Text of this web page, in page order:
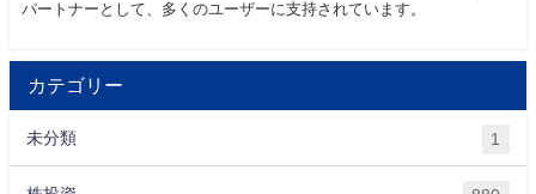
パートナーとして、多くのユーザーに支持されています。
カテゴリー
未分類 1